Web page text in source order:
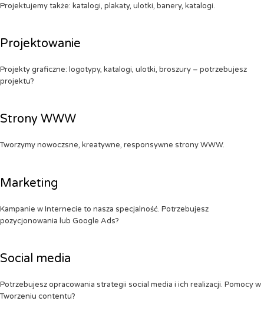
Projektujemy także: katalogi, plakaty, ulotki, banery, katalogi.
Projektowanie
Projekty graficzne: logotypy, katalogi, ulotki, broszury – potrzebujesz
projektu?
Strony WWW
Tworzymy nowoczsne, kreatywne, responsywne strony WWW.
Marketing
Kampanie w Internecie to nasza specjalność. Potrzebujesz
pozycjonowania lub Google Ads?
Social media
Potrzebujesz opracowania strategii social media i ich realizacji. Pomocy w
Tworzeniu contentu?